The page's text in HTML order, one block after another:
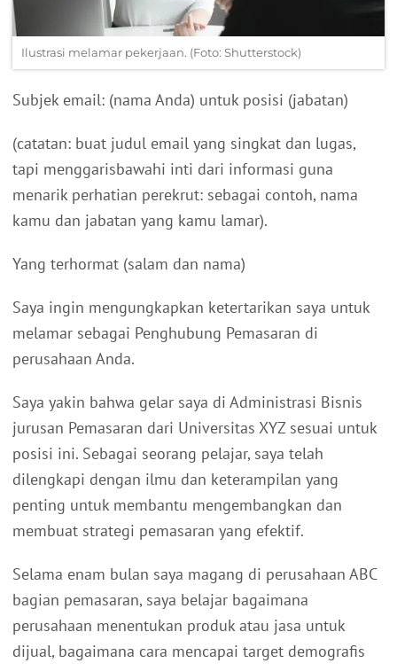
Ilustrasi melamar pekerjaan. (Foto: Shutterstock)
Subjek email: (nama Anda) untuk posisi (jabatan)
(catatan: buat judul email yang singkat dan lugas,
tapi menggarisbawahi inti dari informasi guna
menarik perhatian perekrut: sebagai contoh, nama
kamu dan jabatan yang kamu lamar).
Yang terhormat (salam dan nama)
Saya ingin mengungkapkan ketertarikan saya untuk
melamar sebagai Penghubung Pemasaran di
perusahaan Anda.
Saya yakin bahwa gelar saya di Administrasi Bisnis
jurusan Pemasaran dari Universitas XYZ sesuai untuk
posisi ini. Sebagai seorang pelajar, saya telah
dilengkapi dengan ilmu dan keterampilan yang
penting untuk membantu mengembangkan dan
membuat strategi pemasaran yang efektif.
Selama enam bulan saya magang di perusahaan ABC
bagian pemasaran, saya belajar bagaimana
perusahaan menentukan produk atau jasa untuk
dijual, bagaimana cara mencapai target demografis